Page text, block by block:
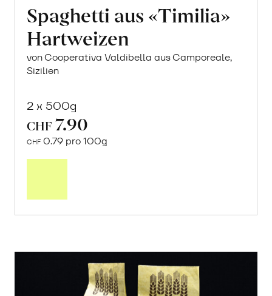
Spaghetti aus «Timilia»
Hartweizen
von Cooperativa Valdibella aus Camporeale,
Sizilien
2 x 500g
CHF 7.90
CHF 0.79 pro 100g